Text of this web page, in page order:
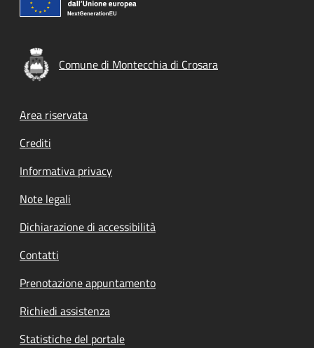
Comune di Montecchia di Crosara
Footer menu
Area riservata
Crediti
Informativa privacy
Note legali
Dichiarazione di accessibilità
Contatti
Prenotazione appuntamento
Richiedi assistenza
Statistiche del portale